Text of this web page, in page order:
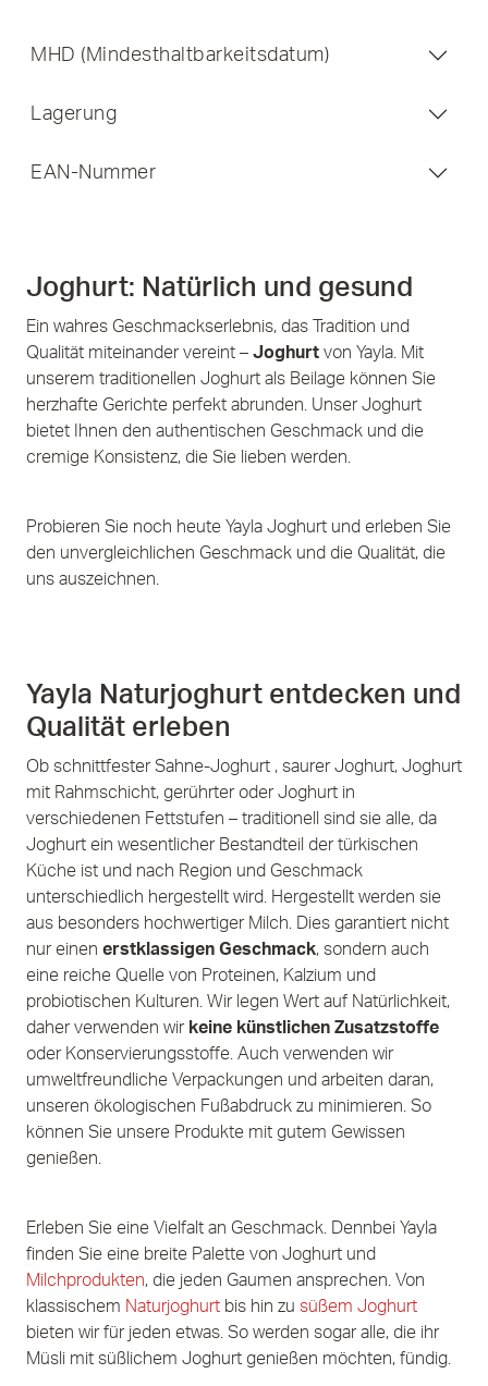
MHD (Mindesthaltbarkeitsdatum)
Lagerung
EAN-Nummer
Joghurt: Natürlich und gesund
Ein wahres Geschmackserlebnis, das Tradition und
Qualität miteinander vereint – Joghurt von Yayla. Mit
unserem traditionellen Joghurt als Beilage können Sie
herzhafte Gerichte perfekt abrunden. Unser Joghurt
bietet Ihnen den authentischen Geschmack und die
cremige Konsistenz, die Sie lieben werden.
Probieren Sie noch heute Yayla Joghurt und erleben Sie
den unvergleichlichen Geschmack und die Qualität, die
uns auszeichnen.
Yayla Naturjoghurt entdecken und
Qualität erleben
Ob schnittfester Sahne-Joghurt , saurer Joghurt, Joghurt
mit Rahmschicht, gerührter oder Joghurt in
verschiedenen Fettstufen – traditionell sind sie alle, da
Joghurt ein wesentlicher Bestandteil der türkischen
Küche ist und nach Region und Geschmack
unterschiedlich hergestellt wird. Hergestellt werden sie
aus besonders hochwertiger Milch. Dies garantiert nicht
nur einen erstklassigen Geschmack, sondern auch
eine reiche Quelle von Proteinen, Kalzium und
probiotischen Kulturen. Wir legen Wert auf Natürlichkeit,
daher verwenden wir keine künstlichen Zusatzstoffe
oder Konservierungsstoffe. Auch verwenden wir
umweltfreundliche Verpackungen und arbeiten daran,
unseren ökologischen Fußabdruck zu minimieren. So
können Sie unsere Produkte mit gutem Gewissen
genießen.
Erleben Sie eine Vielfalt an Geschmack. Dennbei Yayla
finden Sie eine breite Palette von Joghurt und
Milchprodukten, die jeden Gaumen ansprechen. Von
klassischem Naturjoghurt bis hin zu süßem Joghurt
bieten wir für jeden etwas. So werden sogar alle, die ihr
Müsli mit süßlichem Joghurt genießen möchten, fündig.